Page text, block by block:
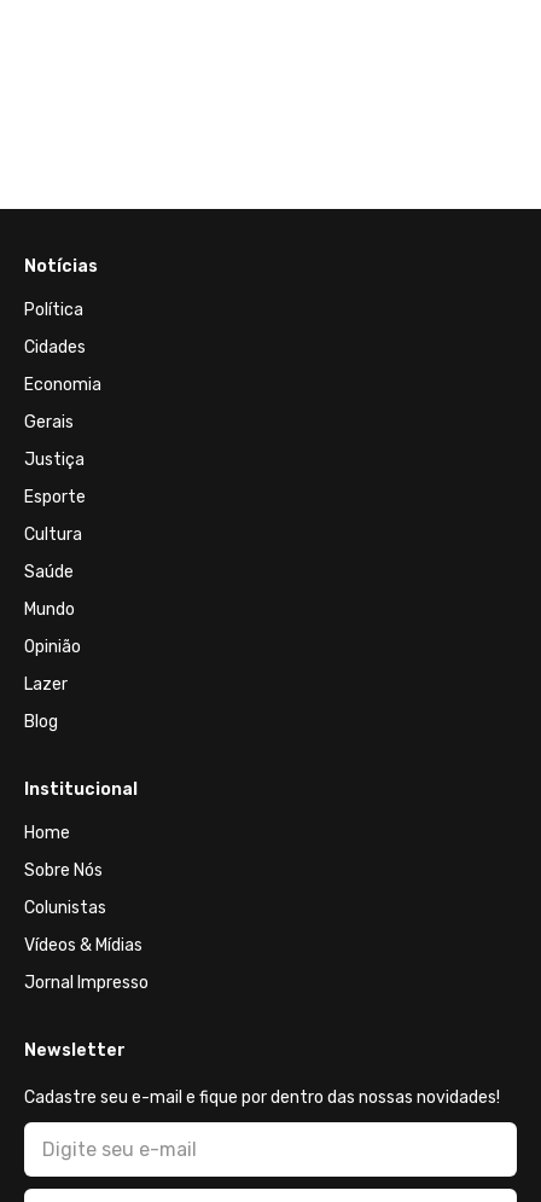
Notícias
Política
Cidades
Economia
Gerais
Justiça
Esporte
Cultura
Saúde
Mundo
Opinião
Lazer
Blog
Institucional
Home
Sobre Nós
Colunistas
Vídeos & Mídias
Jornal Impresso
Newsletter
Cadastre seu e-mail e fique por dentro das nossas novidades!